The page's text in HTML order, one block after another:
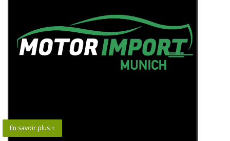
En savoir plus +